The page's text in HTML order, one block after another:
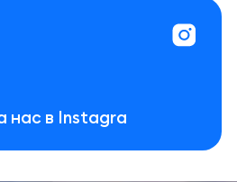
нас в Instagra